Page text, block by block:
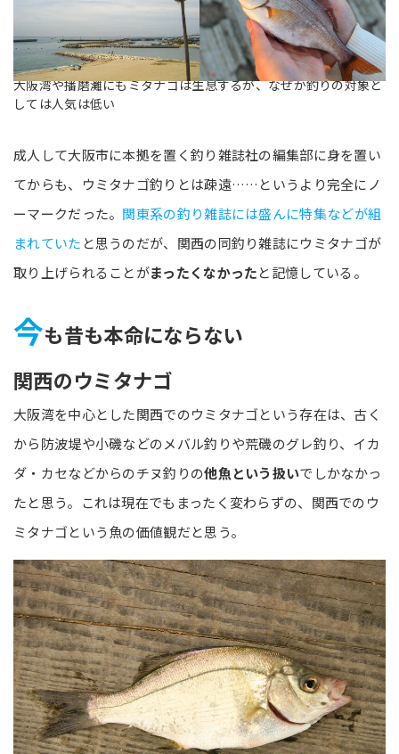
大阪湾や播磨灘にもミタナゴは生息するが、なぜか釣りの対象と
しては人気は低い
成人して大阪市に本拠を置く釣り雑誌社の編集部に身を置い
てからも、ウミタナゴ釣りとは疎遠……というより完全にノ
ーマークだった。 関東系の釣り雑誌には盛んに特集などが組
まれていた と思うのだが、関西の同釣り雑誌にウミタナゴが
取り上げられることがまったくなかったと記憶している。
今も昔も本命にならない
関西のウミタナゴ
大阪湾を中心とした関西でのウミタナゴという存在は、古く
から防波堤や小磯などのメバル釣りや荒磯のグレ釣り、イカ
ダ・カセなどからのチヌ釣りの他魚という扱いでしかなかっ
たと思う。これは現在でもまったく変わらずの、関西でのウ
ミタナゴという魚の価値観だと思う。